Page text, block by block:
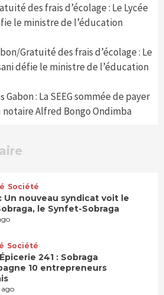
des frais d’écolage : Le Lycée
le ministre de l’éducation
Gratuité des frais d’écolage : Le
défie le ministre de l’éducation
Gabon : La SEEG sommée de payer
Alfred Bongo Ondimba
Société
Un nouveau syndicat voit le
le Synfet-Sobraga
Société
241 : Sobraga
10 entrepreneurs
ago